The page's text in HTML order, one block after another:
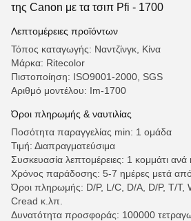
της Canon με τα τσιπ Pfi - 1700
Λεπτομέρειες προϊόντων
Τόπος καταγωγής: Ναντζίνγκ, Κίνα
Μάρκα: Ritecolor
Πιστοποίηση: ISO9001-2000, SGS
Αριθμό μοντέλου: Im-1700
Όροι πληρωμής & ναυτιλίας
Ποσότητα παραγγελίας min: 1 ομάδα
Τιμή: Διαπραγματεύσιμα
Συσκευασία λεπτομέρειες: 1 κομμάτι ανά
Χρόνος παράδοσης: 5-7 ημέρες μετά
Όροι πληρωμής: D/P, L/C, D/A, D/P, T/T,
Cread κ.λπ.
Δυνατότητα προσφοράς: 100000